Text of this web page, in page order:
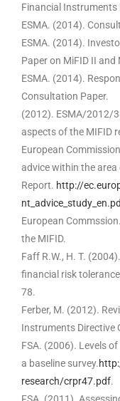
Financial Instruments
ESMA. (2014).
ESMA. (2014).
Paper on MiFID II and
ESMA. (2014).
Consultation Paper.
(2012). ESMA/2012/
aspects of the MIFID
European
advice within the
Report. http://
European
the MIFID.
Faff R.W., H. T.
financial risk
78.
Ferber, M. (2012).
Instruments Directive
FSA. (2006). Levels
a baseline survey.
research/crpr47.pdf.
FSA. (2011).